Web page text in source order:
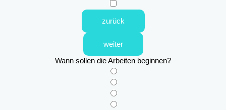
zurück
weiter
Wann sollen die Arbeiten beginnen?